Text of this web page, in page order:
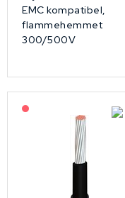
EMC kompatibel,
flammehemmet
300/500V